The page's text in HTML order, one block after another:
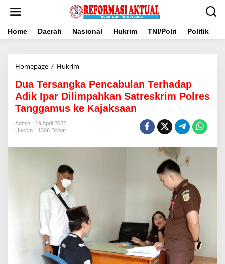
Home Daerah Nasional Hukrim TNI/Polri Politik
Homepage / Hukrim
Pencabulan
Terhadap
Adik
Ipar
Tanggamus
Dua Tersangka Pencabulan Terhadap
Adik Ipar Dilimpahkan Satreskrim Polres
Tanggamus ke Kajaksaan
Admin
19 April 2022
Hukrim
1306 Dilihat